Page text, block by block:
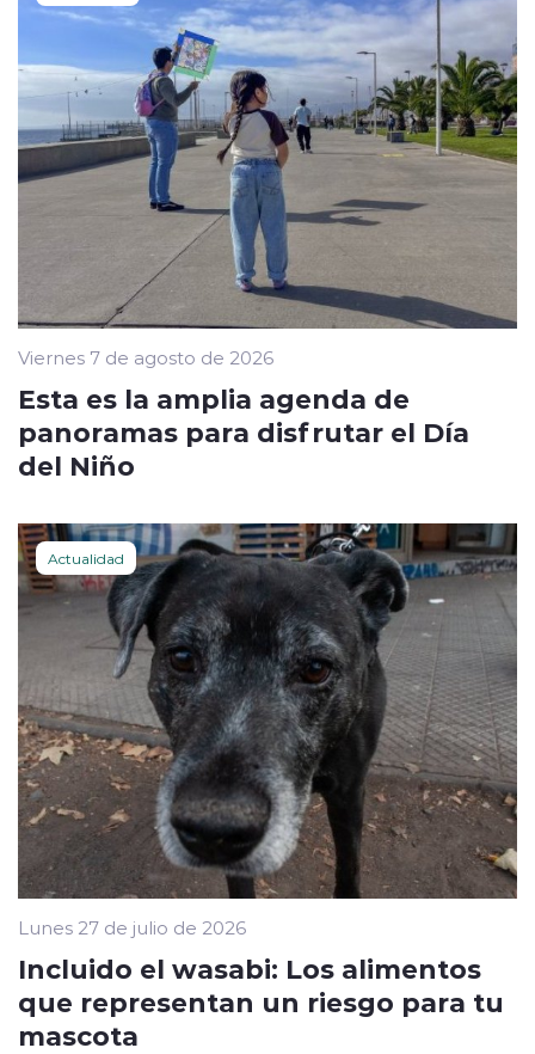
Viernes 7 de agosto de 2026
Esta es la amplia agenda de
panoramas para disfrutar el Día
del Niño
Actualidad
Lunes 27 de julio de 2026
Incluido el wasabi: Los alimentos
que representan un riesgo para tu
mascota